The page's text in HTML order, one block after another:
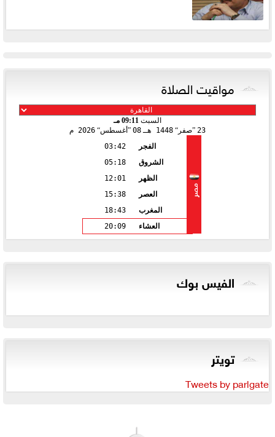
مواقيت الصلاة
السبت 09:11 مـ
23
صفر 1448 هـ 08 أغسطس 2026 م
مصر
الفجر
03:42
الشروق
05:18
الظهر
12:01
العصر
15:38
المغرب
18:43
العشاء
20:09
الفيس بوك
تويتر
Tweets by parlgate